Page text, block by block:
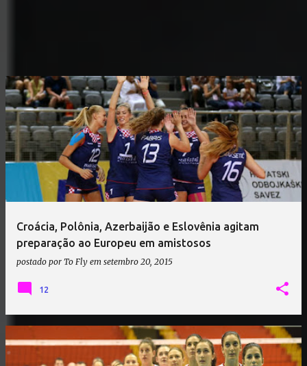
Croácia, Polônia, Azerbaijão e Eslovênia agitam
preparação ao Europeu em amistosos
postado por To Fly em setembro 20, 2015
12